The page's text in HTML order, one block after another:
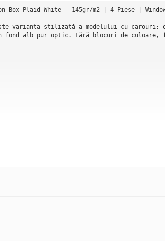
Box Plaid White — 145gr/m2 | 4 Piese |
varianta stilizată a modelului cu
fond alb pur optic. Fără blocuri de
scoțian tradițional: benzi groase
de la capăt.